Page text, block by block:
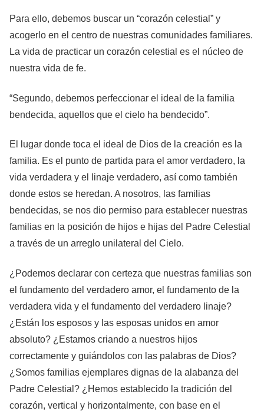
Para ello, debemos buscar un “corazón celestial” y
acogerlo en el centro de nuestras comunidades familiares.
La vida de practicar un corazón celestial es el núcleo de
nuestra vida de fe.
“Segundo, debemos perfeccionar el ideal de la familia
bendecida, aquellos que el cielo ha bendecido”.
El lugar donde toca el ideal de Dios de la creación es la
familia. Es el punto de partida para el amor verdadero, la
vida verdadera y el linaje verdadero, así como también
donde estos se heredan. A nosotros, las familias
bendecidas, se nos dio permiso para establecer nuestras
familias en la posición de hijos e hijas del Padre Celestial
a través de un arreglo unilateral del Cielo.
¿Podemos declarar con certeza que nuestras familias son
el fundamento del verdadero amor, el fundamento de la
verdadera vida y el fundamento del verdadero linaje?
¿Están los esposos y las esposas unidos en amor
absoluto? ¿Estamos criando a nuestros hijos
correctamente y guiándolos con las palabras de Dios?
¿Somos familias ejemplares dignas de la alabanza del
Padre Celestial? ¿Hemos establecido la tradición del
corazón, vertical y horizontalmente, con base en el